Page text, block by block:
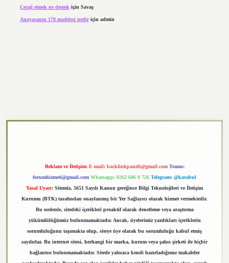
Çerağ etmek ne demek için Savaş
Anayasanın 178 maddesi nediriçin admin
Reklam ve İletişim: E-mail: backlinkpaneli@gmail.com Teams:
forumhizmeti@gmail.com Whatsapp: 0262 606 0 726 Telegram: @karabul
Yasal Uyarı: Sitemiz, 5651 Sayılı Kanun gereğince Bilgi Teknolojileri ve İletişim
Kurumu (BTK) tarafından onaylanmış bir Yer Sağlayıcı olarak hizmet vermektedir.
Bu nedenle, sitedeki içerikleri proaktif olarak denetleme veya araştırma
yükümlülüğümüz bulunmamaktadır. Ancak, üyelerimiz yazdıkları içeriklerin
sorumluluğunu taşımakta olup, siteye üye olarak bu sorumluluğu kabul etmiş
sayılırlar. Bu internet sitesi, herhangi bir marka, kurum veya şahıs şirketi ile hiçbir
bağlantısı bulunmamaktadır. Sitede yalnızca kendi hazırladığımız makaleler